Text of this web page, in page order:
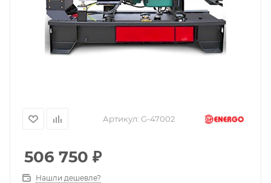
Артикул: G-47002
506 750 ₽
Нашли дешевле?